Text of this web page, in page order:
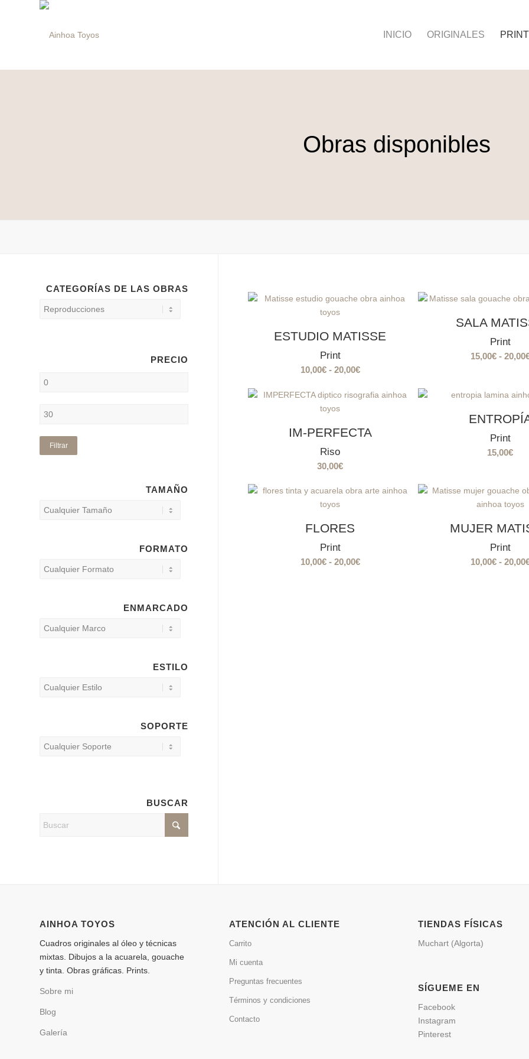
INICIO ORIGINALES
Obras disponibles
ESTUDIO MATISSE
Print
10,00€ - 20,00€Rango
precios:
hasta
SALA
Print
15,00€ - 20,00
IM-PERFECTA
Riso
30,00€
Print
15,00€
FLORES
Print
10,00€ - 20,00€Rango
MUJER
Print
10,00€ - 20,00
CATEGORÍAS DE LAS OBRAS
PRECIO
Filtrar
TAMAÑO
FORMATO
ENMARCADO
ESTILO
SOPORTE
BUSCAR
AINHOA TOYOS
Cuadros originales al óleo y técnicas
mixtas. Dibujos a la acuarela, gouache
y tinta. Obras gráficas. Prints.
Sobre mi
Blog
Galería
ATENCIÓN AL CLIENTE
Carrito
Mi cuenta
Preguntas frecuentes
Términos y condiciones
Contacto
TIENDAS FÍSICAS
Muchart (Algorta)
SÍGUEME EN
Facebook
Instagram
Pinterest